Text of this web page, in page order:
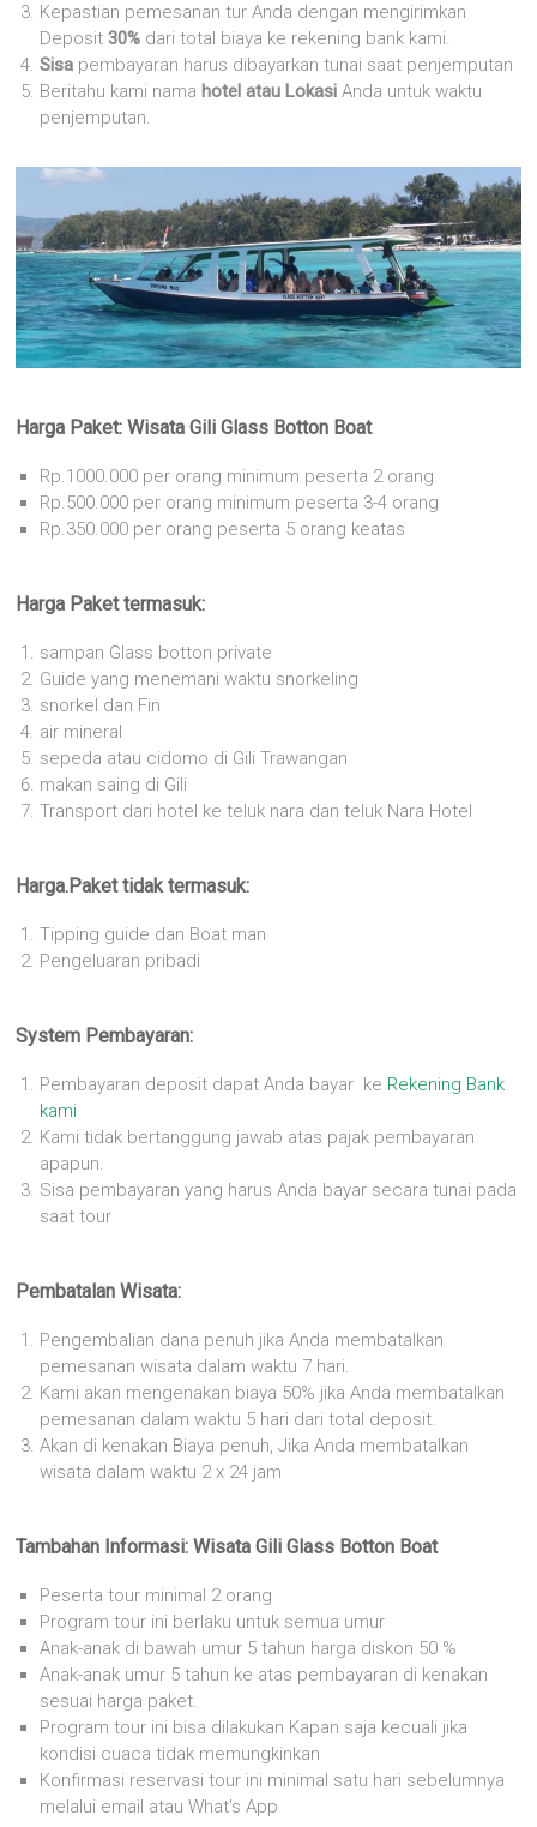
Kepastian pemesanan tur Anda dengan mengirimkan
Deposit30% dari total biaya ke rekening bank kami.
Sisa pembayaran harus dibayarkan tunai saat penjemputan
Beritahu kami nama hotel atau Lokasi Anda untuk waktu
penjemputan.
Harga Paket:Wisata Gili Glass Botton Boat
Rp.1000.000 per orang minimum peserta 2 orang
Rp.500.000 per orang minimum peserta 3-4 orang
Rp.350.000 per orang peserta 5 orang keatas
Harga Paket termasuk:
sampan Glass botton private
Guide yang menemani waktu snorkeling
snorkel dan Fin
air mineral
sepeda atau cidomo di Gili Trawangan
makan saing di Gili
Transport dari hotel ke teluk nara dan teluk Nara Hotel
Harga.Paket tidak termasuk:
Tipping guide dan Boat man
Pengeluaran pribadi
System Pembayaran:
Pembayaran deposit dapat Anda bayar ke Rekening Bank
kami
Kami tidak bertanggung jawab atas pajak pembayaran
apapun.
Sisa pembayaran yang harus Anda bayar secara tunai pada
saat tour
Pembatalan Wisata:
Pengembalian dana penuh jika Anda membatalkan
pemesanan wisata dalam waktu 7 hari.
Kami akan mengenakan biaya 50% jika Anda membatalkan
pemesanan dalam waktu 5 hari dari total deposit.
Akan di kenakan Biaya penuh, Jika Anda membatalkan
wisata dalam waktu 2 x 24 jam
Tambahan Informasi:Wisata Gili Glass Botton Boat
Peserta tour minimal 2 orang
Program tour ini berlaku untuk semua umur
Anak-anak di bawah umur 5 tahun harga diskon 50 %
Anak-anak umur 5 tahun ke atas pembayaran di kenakan
sesuai harga paket.
Program tour ini bisa dilakukan Kapan saja kecuali jika
kondisi cuaca tidak memungkinkan
Konfirmasi reservasi tour ini minimal satu hari sebelumnya
melalui email atau What’s App